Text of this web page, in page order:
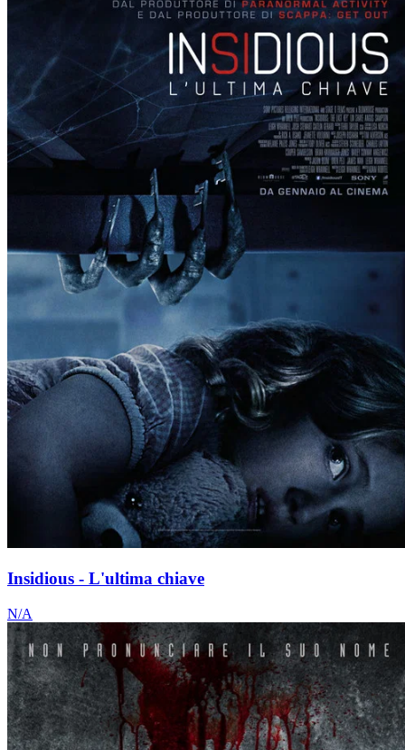
Insidious - L'ultima chiave
N/A